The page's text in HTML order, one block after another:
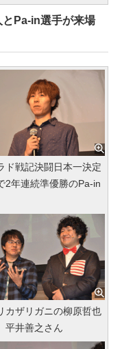
Pa-in選手が来場
ド戦記決闘日本一決定
2年連続準優勝のPa-in
カザリガニの柳原哲也
平井善之さん